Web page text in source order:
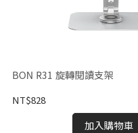
BON R31 旋轉閱讀支架
NT$828
加入購物車